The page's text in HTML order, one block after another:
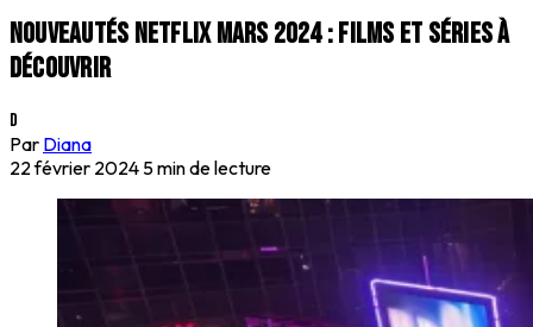
Nouveautés Netflix mars 2024 : films et séries à
découvrir
D
Par Diana
22 février 2024 5 min de lecture